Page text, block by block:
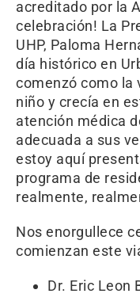
acreditado por la
celebración! La
UHP, Paloma
día histórico en
comenzó como la
niño y crecía en
atención médica
adecuada a sus
estoy aquí
programa de
realmente,
Nos enorgullece
comienzan este
Dr. Eric Leon